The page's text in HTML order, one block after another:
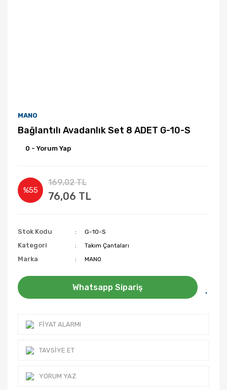
MANO
Bağlantılı Avadanlık Set 8 ADET G-10-S
0 - Yorum Yap
%55
169,02 TL
76,06 TL
Stok Kodu G-10-S
Kategori Takım Çantaları
Marka MANO
Whatsapp Sipariş
FIYAT ALARMI
TAVSIYE ET
YORUM YAZ